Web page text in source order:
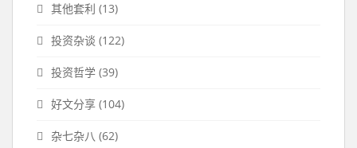
其他套利 (13)
投资杂谈 (122)
投资哲学 (39)
好文分享 (104)
杂七杂八 (62)